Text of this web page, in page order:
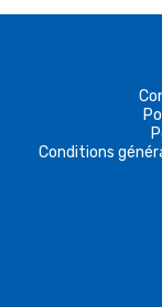
Conditions